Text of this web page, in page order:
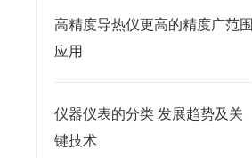
高精度导热仪更高的精度广范围
应用
仪器仪表的分类 发展趋势及关
键技术